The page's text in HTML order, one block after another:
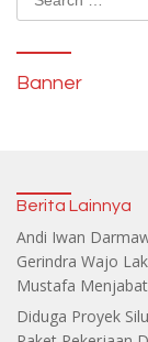
Banner
Berita Lainnya
Andi Iwan
Gerindra Wajo
Mustafa
Diduga Proyek